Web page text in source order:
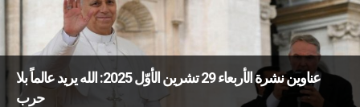
عناوين نشرة الأربعاء 29 تشرين الأوّل 2025: الله يريد عالماً بلا
حرب